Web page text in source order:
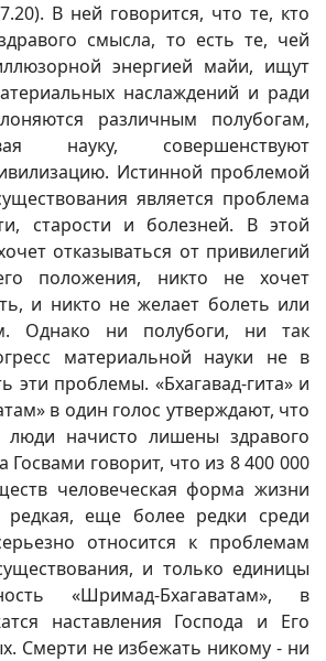
В ней говорится, что те, кто
смысла, то есть те, чей
энергией майи, ищут
наслаждений и ради
различным полубогам,
науку, совершенствуют
Истинной проблемой
является проблема
старости и болезней. В этой
отказываться от привилегий
положения, никто не хочет
и никто не желает болеть или
Однако ни полубоги, ни так
материальной науки не в
эти проблемы. «Бхагавад-гита» и
в один голос утверждают, что
люди начисто лишены здравого
Госвами говорит, что из 8 400 000
человеческая форма жизни
еще более редки среди
относится к проблемам
и только единицы
«Шримад-Бхагаватам», в
наставления Господа и Его
Смерти не избежать никому - ни